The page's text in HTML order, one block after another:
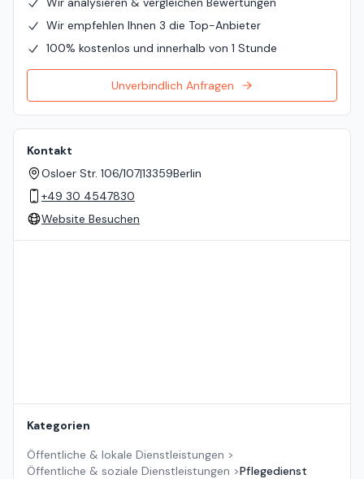
Wir empfehlen Ihnen 3 die Top-Anbieter
100% kostenlos und innerhalb von 1 Stunde
Unverbindlich Anfragen
Kontakt
Osloer Str. 106/107|13359Berlin
+49 30 4547830
Website Besuchen
Kategorien
Öffentliche & lokale Dienstleistungen >
Öffentliche & soziale Dienstleistungen >Pflegedienst